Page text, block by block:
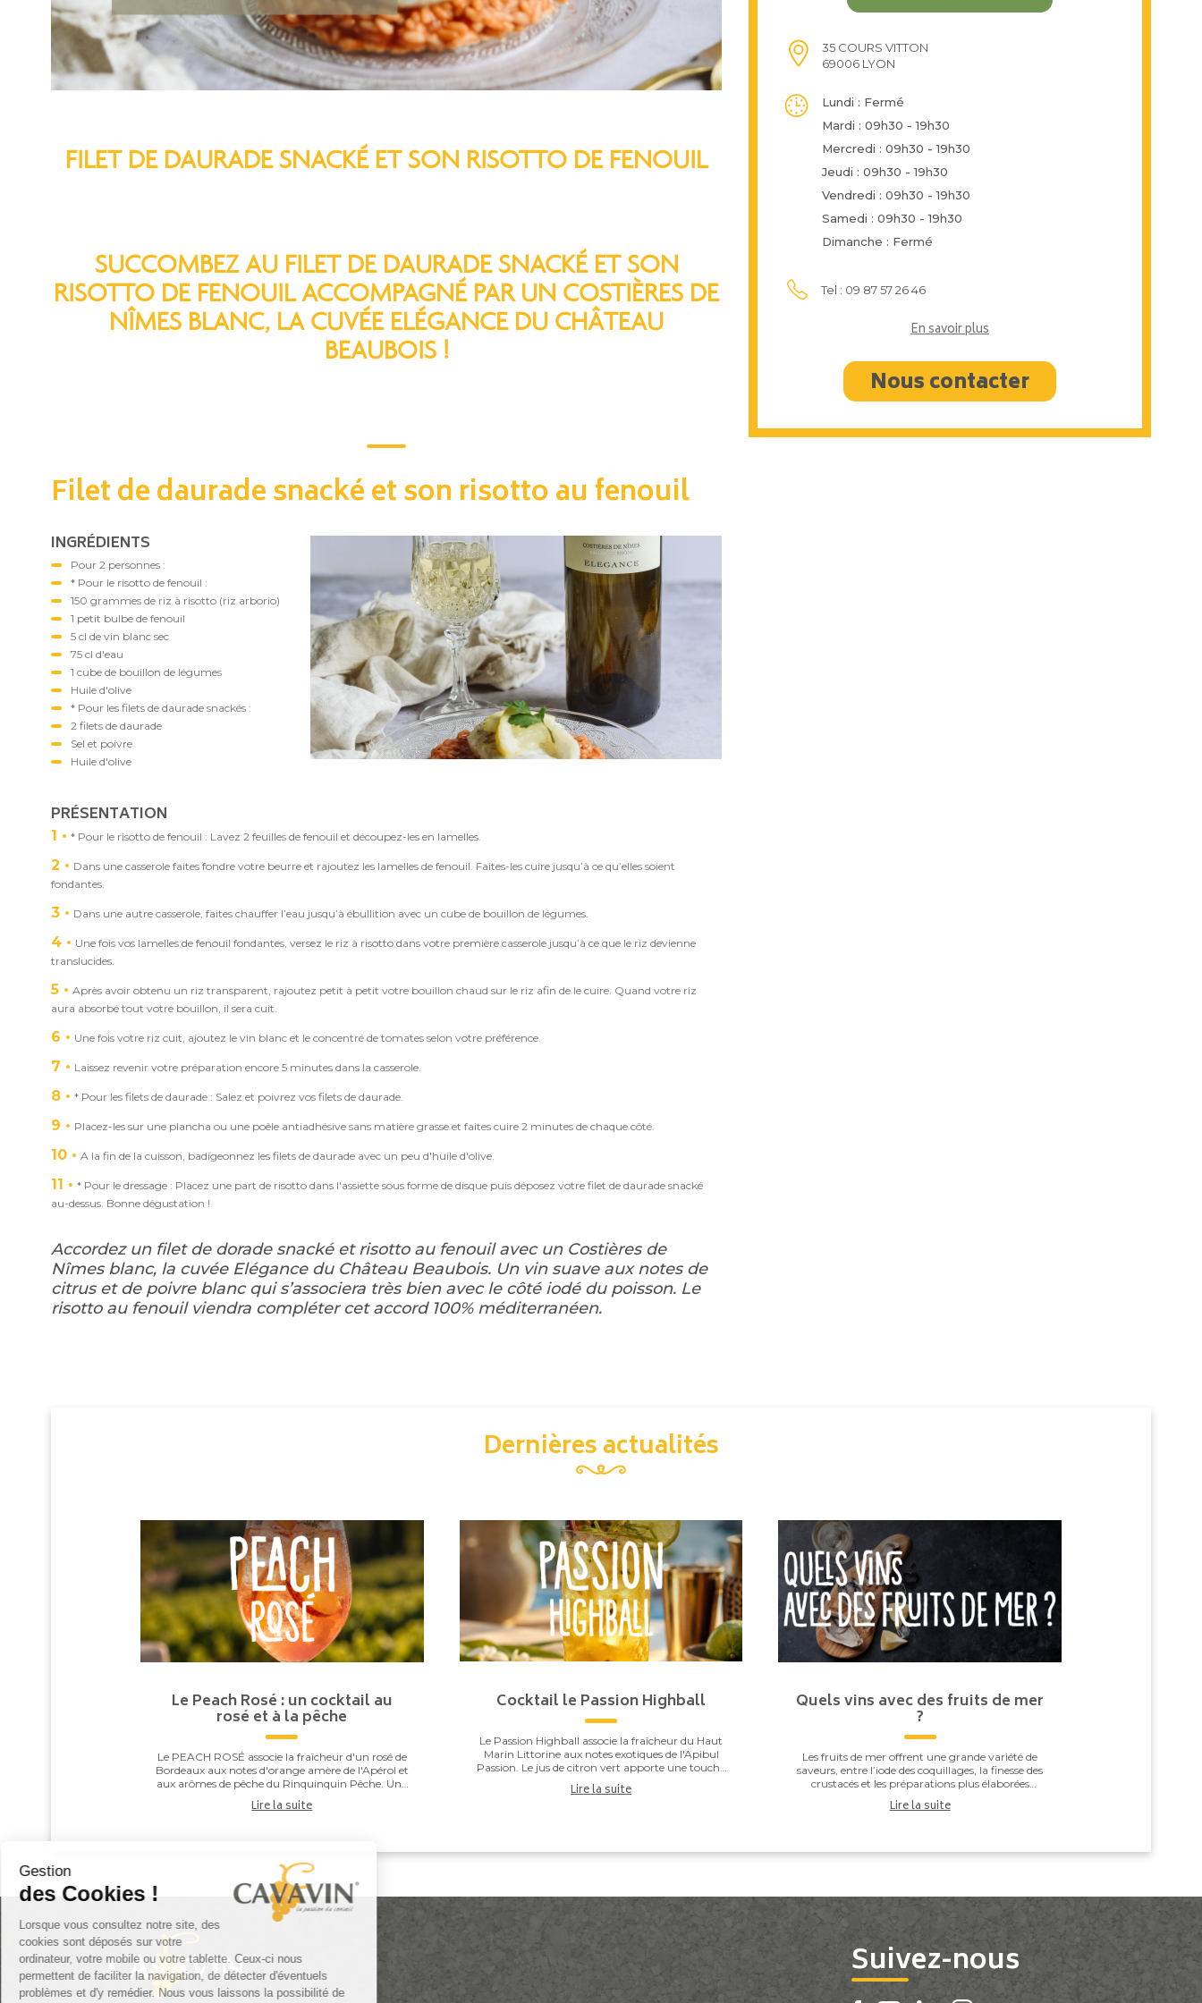
FILET DE DAURADE SNACKÉ ET SON RISOTTO DE FENOUIL
SUCCOMBEZ AU FILET DE DAURADE SNACKÉ ET SON
RISOTTO DE FENOUIL ACCOMPAGNÉ PAR UN COSTIÈRES DE
NÎMES BLANC, LA CUVÉE ELÉGANCE DU CHÂTEAU
BEAUBOIS !
Filet de daurade snacké et son risotto au fenouil
INGRÉDIENTS
Pour 2 personnes :
* Pour le risotto de fenouil :
150 grammes de riz à risotto (riz arborio)
1 petit bulbe de fenouil
5 cl de vin blanc sec
75 cl d'eau
1 cube de bouillon de légumes
Huile d'olive
* Pour les filets de daurade snackés :
2 filets de daurade
Sel et poivre
Huile d'olive
PRÉSENTATION
1 * Pour le risotto de fenouil : Lavez 2 feuilles de fenouil et découpez-les en lamelles.
2
Dans une casserole faites fondre votre beurre et rajoutez les lamelles de fenouil. Faites-les cuire jusqu’à ce qu’elles soient
fondantes.
3 Dans une autre casserole, faites chauffer l’eau jusqu’à ébullition avec un cube de bouillon de légumes.
4
Une fois vos lamelles de fenouil fondantes, versez le riz à risotto dans votre première casserole jusqu’à ce que le riz devienne
translucides.
5
Après avoir obtenu un riz transparent, rajoutez petit à petit votre bouillon chaud sur le riz afin de le cuire. Quand votre riz
aura absorbé tout votre bouillon, il sera cuit.
6 Une fois votre riz cuit, ajoutez le vin blanc et le concentré de tomates selon votre préférence.
7 Laissez revenir votre préparation encore 5 minutes dans la casserole.
8 * Pour les filets de daurade : Salez et poivrez vos filets de daurade.
9 Placez-les sur une plancha ou une poêle antiadhésive sans matière grasse et faites cuire 2 minutes de chaque côté.
10 A la fin de la cuisson, badigeonnez les filets de daurade avec un peu d'huile d'olive.
11
* Pour le dressage : Placez une part de risotto dans l'assiette sous forme de disque puis déposez votre filet de daurade snacké
au-dessus. Bonne dégustation !
Accordez un filet de dorade snacké et risotto au fenouil avec un Costières de
Nîmes blanc, la cuvée Elégance du Château Beaubois. Un vin suave aux notes de
citrus et de poivre blanc qui s’associera très bien avec le côté iodé du poisson. Le
risotto au fenouil viendra compléter cet accord 100% méditerranéen.
35 COURS VITTON
69006 LYON
Lundi : Fermé
Mardi : 09h30 - 19h30
Mercredi : 09h30 - 19h30
Jeudi : 09h30 - 19h30
Vendredi : 09h30 - 19h30
Samedi : 09h30 - 19h30
Dimanche : Fermé
Tel : 09 87 57 26 46
En savoir plus
Nous contacter
Dernières actualités
Le Peach Rosé : un cocktail au
rosé et à la pêche
Le PEACH ROSÉ associe la fraîcheur d'un rosé de
Bordeaux aux notes d'orange amère de l'Apérol et
aux arômes de pêche du Rinquinquin Pêche. Une
touche d'eau pétillante vient apporter légèreté et
v...
Lire la suite
Cocktail le Passion Highball
Le Passion Highball associe la fraîcheur du Haut
Marin Littorine aux notes exotiques de l'Apibul
Passion. Le jus de citron vert apporte une touche
de vivacité qui équilibre l'ensemble, pour un co...
Lire la suite
Quels vins avec des fruits de mer
?
Les fruits de mer offrent une grande variété de
saveurs, entre l’iode des coquillages, la finesse des
crustacés et les préparations plus élaborées
comme les gambas grillées ou les noix de Saint-J...
Lire la suite
Suivez-nous
Gestion
des Cookies !
Lorsque vous consultez notre site, des
cookies sont déposés sur votre
ordinateur, votre mobile ou votre tablette. Ceux-ci nous
permettent de faciliter la navigation, de détecter d'éventuels
problèmes et d'y remédier. Nous vous laissons la possibilité de